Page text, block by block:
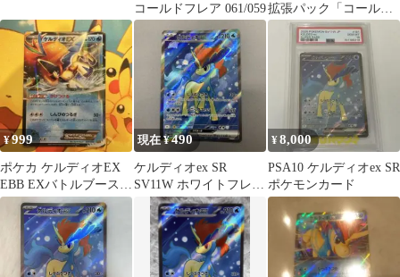
コールドフレア 061/059拡張パック「コールド
フレア」 キラ 061/059
¥999
ポケカ ケルディオEX
EBB EXバトルブースト
037/093 引退品
現在 ¥490
ケルディオex SR
SV11W ホワイトフレア
161/086
¥8,000
PSA10 ケルディオex SR
ポケモンカード